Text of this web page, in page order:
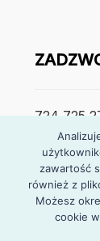
724 725
7:30 –
zawartość
również z
Możesz
cookie